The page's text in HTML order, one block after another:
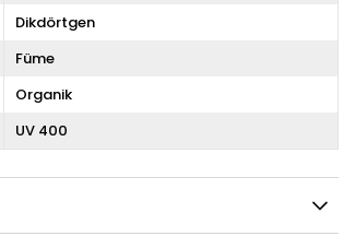
Dikdörtgen
Füme
Organik
UV 400